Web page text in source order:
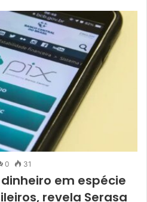
0 31
em espécie
revela Serasa